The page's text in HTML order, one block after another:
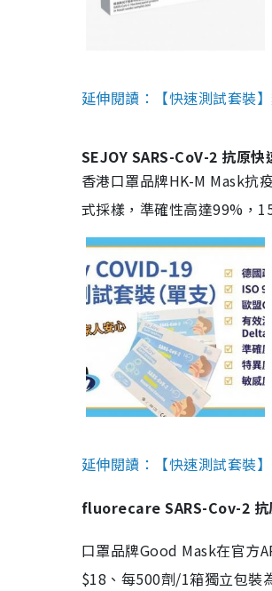
延伸閱讀：【快速測試套裝
SEJOY SARS-CoV-2 抗原快
香港口罩品牌HK-M Mask抗
式採樣，準確性高達99%，
延伸閱讀：【快速測試套裝
fluorecare SARS-Cov-2 抗
口罩品牌Good Mask在官方
$18、每500劑/1箱獨立包裝